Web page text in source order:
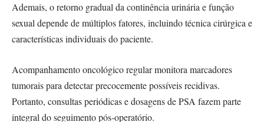
Ademais, o retorno gradual da continência urinária e função
sexual depende de múltiplos fatores, incluindo técnica cirúrgica e
características individuais do paciente.
Acompanhamento oncológico regular monitora marcadores
tumorais para detectar precocemente possíveis recidivas.
Portanto, consultas periódicas e dosagens de PSA fazem parte
integral do seguimento pós-operatório.